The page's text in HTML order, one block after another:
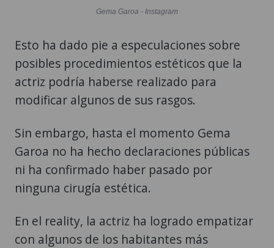
Gema Garoa - Instagram
Esto ha dado pie a especulaciones sobre
posibles procedimientos estéticos que la
actriz podría haberse realizado para
modificar algunos de sus rasgos.
Sin embargo, hasta el momento Gema
Garoa no ha hecho declaraciones públicas
ni ha confirmado haber pasado por
ninguna cirugía estética.
En el reality, la actriz ha logrado empatizar
con algunos de los habitantes más